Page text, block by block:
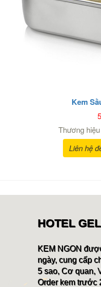
Kem
Thương
Liên hệ
HOTEL
KEM NGON
ngày, cung cấp
5 sao, Cơ quan,
Order kem trước